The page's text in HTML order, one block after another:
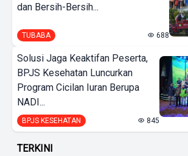
dan Bersih-Bersih...
TUBABA 688
Solusi Jaga Keaktifan Peserta,
BPJS Kesehatan Luncurkan
Program Cicilan Iuran Berupa
NADI...
BPJS KESEHATAN 845
TERKINI